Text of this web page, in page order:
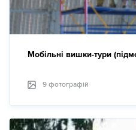
Мобільні вишки-тури
9 фотографій